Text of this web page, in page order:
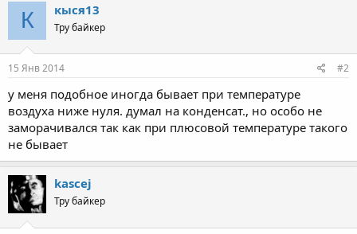
К кыся13
Тру байкер
15 Янв 2014 #2
у меня подобное иногда бывает при температуре
воздуха ниже нуля. думал на конденсат., но особо не
заморачивался так как при плюсовой температуре такого
не бывает
kascej
Тру байкер